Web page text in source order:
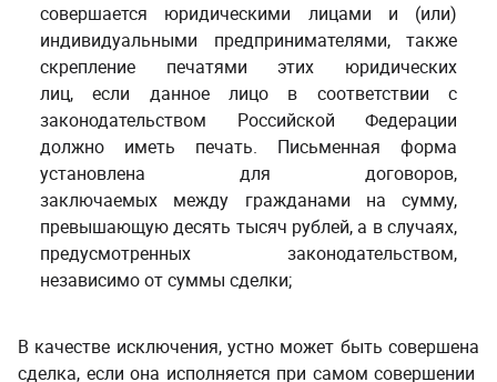
совершается юридическими лицами и (или)
индивидуальными предпринимателями, также
скрепление печатями этих юридических
лиц, если данное лицо в соответствии с
законодательством Российской Федерации
должно иметь печать. Письменная форма
установлена для договоров,
заключаемых между гражданами на сумму,
превышающую десять тысяч рублей, а в случаях,
предусмотренных законодательством,
независимо от суммы сделки;
В качестве исключения, устно может быть совершена
сделка, если она исполняется при самом совершении